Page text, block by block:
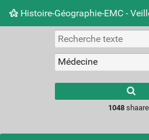
Histoire-Géographie-EMC -
Nuage de tags Mur d'images
1048